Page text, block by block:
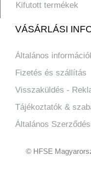
Kifutott termékek
VÁSÁRLÁSI
Általános
Fizetés és szállítás
Visszaküldés -
Tájékoztatók &
Általános
© HFSE